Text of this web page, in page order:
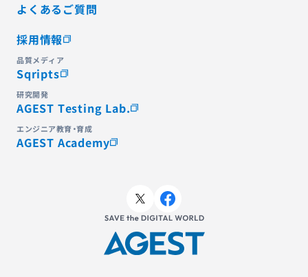
よくあるご質問
採用情報
品質メディア
Sqripts
研究開発
AGEST Testing Lab.
エンジニア教育・育成
AGEST Academy